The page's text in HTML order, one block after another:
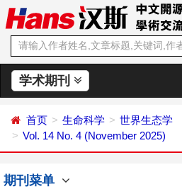
学术期刊
首页 生命科学
世界生态学
Vol. 14 No. 4 (November 2025)
期刊菜单